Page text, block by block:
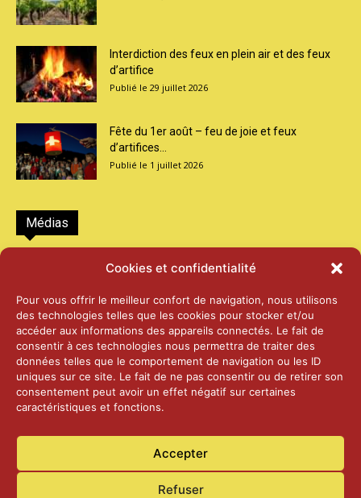
Cookies et confidentialité
Pour vous offrir le meilleur confort de navigation, nous utilisons
des technologies telles que les cookies pour stocker et/ou
accéder aux informations des appareils connectés. Le fait de
consentir à ces technologies nous permettra de traiter des
données telles que le comportement de navigation ou les ID
uniques sur ce site. Le fait de ne pas consentir ou de retirer son
consentement peut avoir un effet négatif sur certaines
caractéristiques et fonctions.
Accepter
Refuser
Interdiction des feux en plein air et des feux
d’artifice
29 juillet 2026
Fête du 1er août – feu de joie et feux
d’artifices...
1 juillet 2026
Médias
2026 – Laiterie d’Orsières et Abbaye de St-
25 juin 2026
2025 – Palais Fédéral – Berne
25 juin 2026
14 janvier 2025